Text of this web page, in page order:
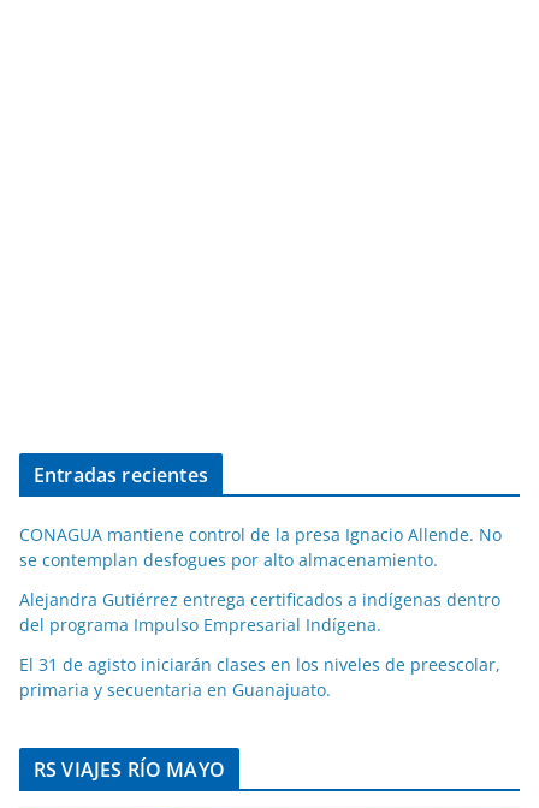
Entradas recientes
CONAGUA mantiene control de la presa Ignacio Allende. No
se contemplan desfogues por alto almacenamiento.
Alejandra Gutiérrez entrega certificados a indígenas dentro
del programa Impulso Empresarial Indígena.
El 31 de agisto iniciarán clases en los niveles de preescolar,
primaria y secuentaria en Guanajuato.
RS VIAJES RÍO MAYO